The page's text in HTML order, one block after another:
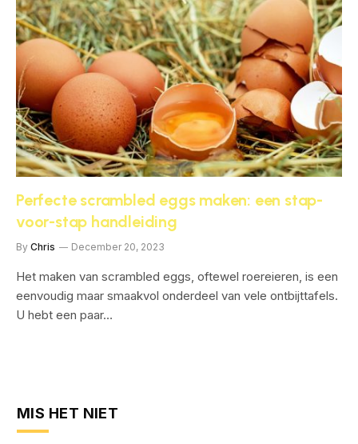
Perfecte scrambled eggs maken: een stap-
voor-stap handleiding
By Chris December 20, 2023
Het maken van scrambled eggs, oftewel roereieren, is een
eenvoudig maar smaakvol onderdeel van vele ontbijttafels.
U hebt een paar…
MIS HET NIET